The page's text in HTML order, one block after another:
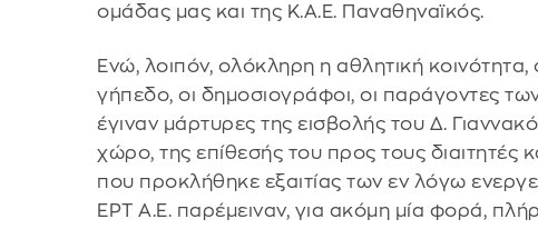
ομάδας μας και της Κ.Α.Ε. Παναθηναϊκός.
Ενώ, λοιπόν, ολόκληρη η αθλητική κοινότητα,
γήπεδο, οι δημοσιογράφοι, οι παράγοντες
έγιναν μάρτυρες της εισβολής του Δ.
χώρο, της επίθεσής του προς τους διαιτητές
που προκλήθηκε εξαιτίας των εν λόγω
ΕΡΤ Α.Ε. παρέμειναν, για ακόμη μία φορά,